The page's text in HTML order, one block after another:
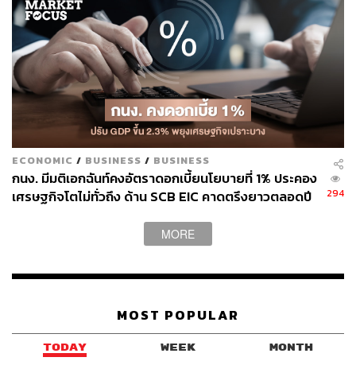
ECONOMIC / BUSINESS / BUSINESS
กนง. มีมติเอกฉันท์คงอัตราดอกเบี้ยนโยบายที่ 1% ประคอง
เศรษฐกิจโตไม่ทั่วถึง ด้าน SCB EIC คาดตรึงยาวตลอดปี
294
MORE
MOST POPULAR
TODAY WEEK MONTH